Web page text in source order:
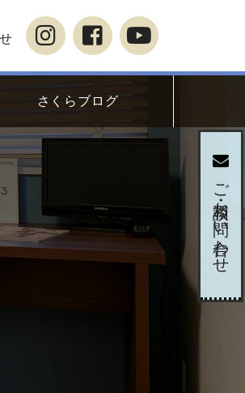
さくらブログ
ご相談・お問い合わせ